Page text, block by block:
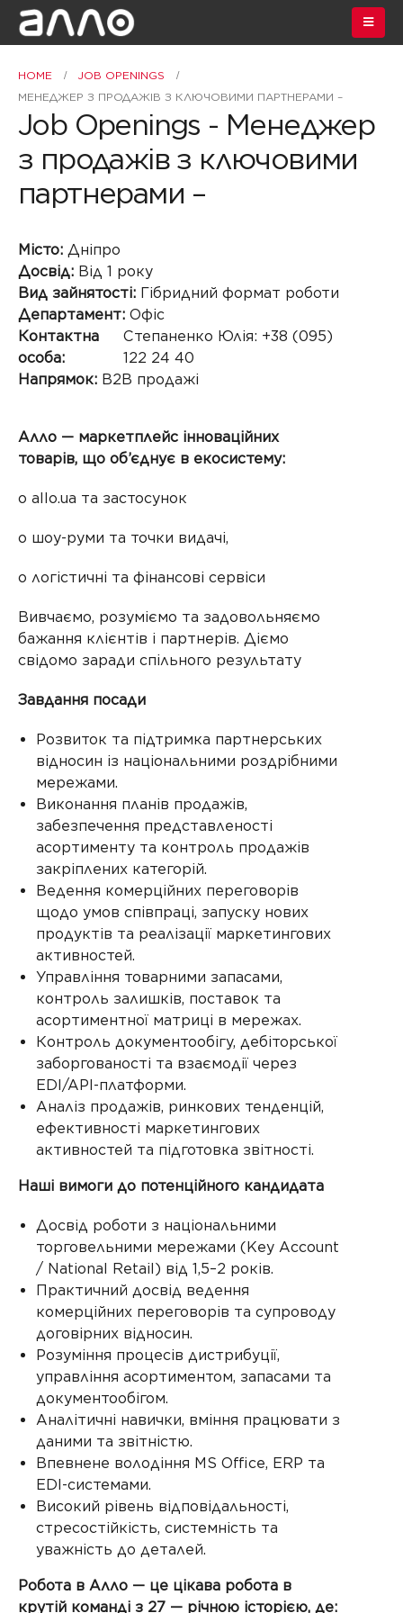
HOME
JOB OPENINGS
МЕНЕДЖЕР З ПРОДАЖІВ З КЛЮЧОВИМИ ПАРТНЕРАМИ –
Job Openings - Менеджер
з продажів з ключовими
партнерами –
Місто: Дніпро
Досвід: Від 1 року
Вид зайнятості: Гібридний формат роботи
Департамент: Офіс
Контактна
особа:
Степаненко Юлія: +38 (095)
122 24 40
Напрямок: В2В продажі
Алло — маркетплейс інноваційних
товарів, що об’єднує в екосистему:
o allo.ua та застосунок
o шоу-руми та точки видачі,
o логістичні та фінансові сервіси
Вивчаємо, розуміємо та задовольняємо
бажання клієнтів і партнерів. Діємо
свідомо заради спільного результату
Завдання посади
Розвиток та підтримка партнерських
відносин із національними роздрібними
мережами.
Виконання планів продажів,
забезпечення представленості
асортименту та контроль продажів
закріплених категорій.
Ведення комерційних переговорів
щодо умов співпраці, запуску нових
продуктів та реалізації маркетингових
активностей.
Управління товарними запасами,
контроль залишків, поставок та
асортиментної матриці в мережах.
Контроль документообігу, дебіторської
заборгованості та взаємодії через
EDI/API-платформи.
Аналіз продажів, ринкових тенденцій,
ефективності маркетингових
активностей та підготовка звітності.
Наші вимоги до потенційного кандидата
Досвід роботи з національними
торговельними мережами (Key Account
/ National Retail) від 1,5–2 років.
Практичний досвід ведення
комерційних переговорів та супроводу
договірних відносин.
Розуміння процесів дистрибуції,
управління асортиментом, запасами та
документообігом.
Аналітичні навички, вміння працювати з
даними та звітністю.
Впевнене володіння MS Office, ERP та
EDI-системами.
Високий рівень відповідальності,
стресостійкість, системність та
уважність до деталей.
Робота в Алло — це цікава робота в
крутій команді з 27 — річною історією, де: